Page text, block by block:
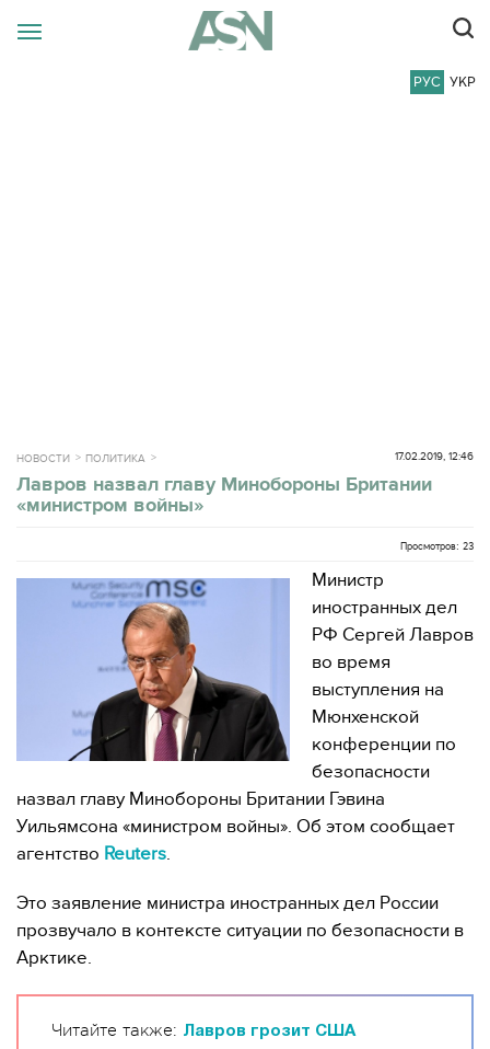
РУС УКР
НОВОСТИ ПОЛИТИКА 17.02.2019, 12:46
Лавров назвал главу Минобороны Британии
«министром войны»
Просмотров: 23
Министр
иностранных дел
РФ Сергей Лавров
во время
выступления на
Мюнхенской
конференции по
безопасности
назвал главу Минобороны Британии Гэвина
Уильямсона «министром войны». Об этом сообщает
агентство Reuters.
Это заявление министра иностранных дел России
прозвучало в контексте ситуации по безопасности в
Арктике.
Читайте также: Лавров грозит США